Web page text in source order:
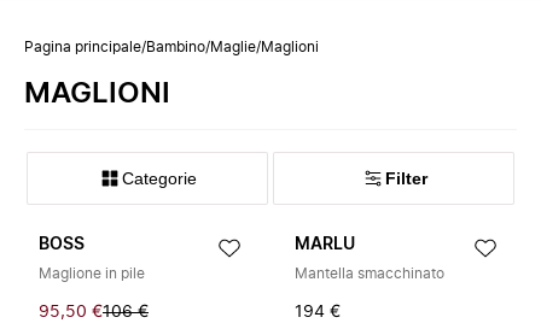
Pagina principale/Bambino/Maglie/Maglioni
MAGLIONI
Categorie Filter
BOSS
Maglione in pile
95,50 €106 €
MARLU
Mantella smacchinato
194 €